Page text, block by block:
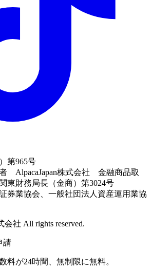
第965号
AlpacaJapan株式会社 金融商品取
東財務局長（金商）第3024号
券業協会、一般社団法人資産運用業協
会社 All rights reserved.
請
料が24時間、無制限に無料。